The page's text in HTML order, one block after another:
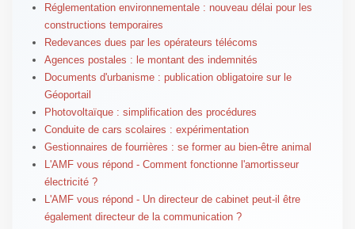
Réglementation environnementale : nouveau délai pour les
constructions temporaires
Redevances dues par les opérateurs télécoms
Agences postales : le montant des indemnités
Documents d'urbanisme : publication obligatoire sur le
Géoportail
Photovoltaïque : simplification des procédures
Conduite de cars scolaires : expérimentation
Gestionnaires de fourrières : se former au bien-être animal
L'AMF vous répond - Comment fonctionne l'amortisseur
électricité ?
L'AMF vous répond - Un directeur de cabinet peut-il être
également directeur de la communication ?